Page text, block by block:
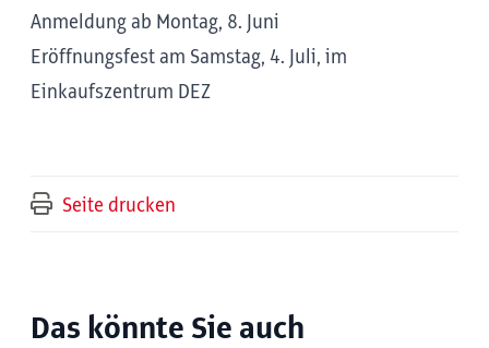
Anmeldung ab Montag, 8. Juni
Eröffnungsfest am Samstag, 4. Juli, im
Einkaufszentrum DEZ
Seite drucken
Das könnte Sie auch